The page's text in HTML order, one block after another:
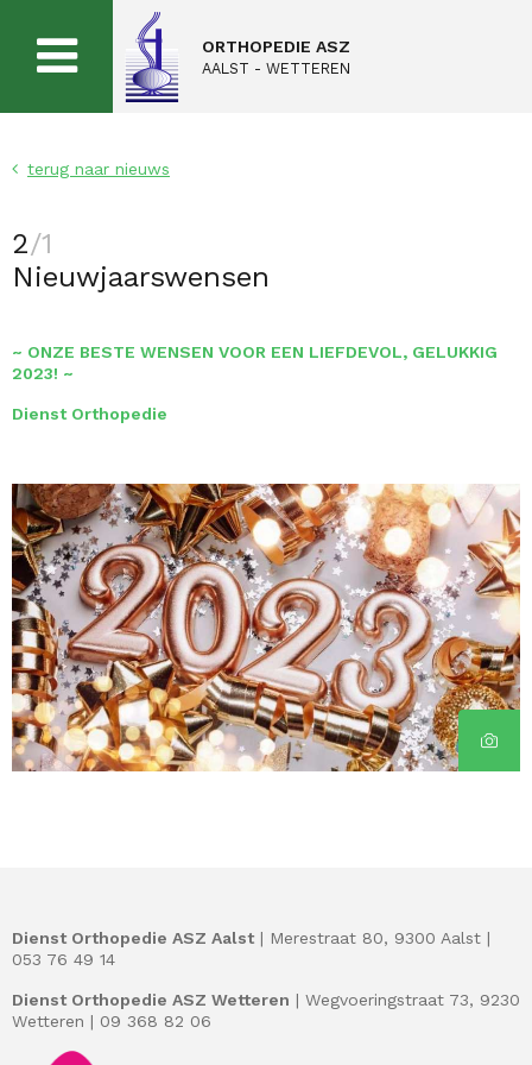
ORTHOPEDIE ASZ
AALST - WETTEREN
terug naar nieuws
2/1
Nieuwjaarswensen
~ ONZE BESTE WENSEN VOOR EEN LIEFDEVOL, GELUKKIG
2023! ~
Dienst Orthopedie
Dienst Orthopedie ASZ Aalst | Merestraat 80, 9300 Aalst |
053 76 49 14
Dienst Orthopedie ASZ Wetteren | Wegvoeringstraat 73, 9230
Wetteren | 09 368 82 06